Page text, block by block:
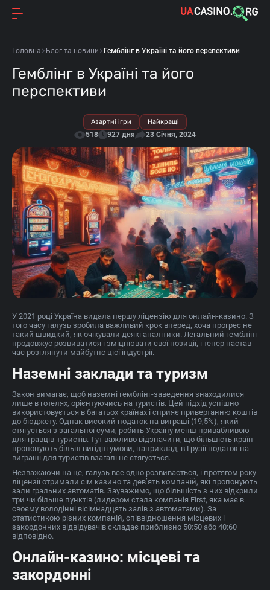
Головна Блог та новини Гемблінг в Україні та його перспективи
Гемблінг в Україні та його
перспективи
Азартні ігри Найкращі
518 927 дня 23 Січня, 2024
У 2021 році Україна видала першу ліцензію для онлайн-казино. З
того часу галузь зробила важливий крок вперед, хоча прогрес не
такий швидкий, як очікували деякі аналітики. Легальний гемблінг
продовжує розвиватися і зміцнювати свої позиції, і тепер настав
час розглянути майбутнє цієї індустрії.
Наземні заклади та туризм
Закон вимагає, щоб наземні гемблінг-заведення знаходилися
лише в готелях, орієнтуючись на туристів. Цей підхід успішно
використовується в багатьох країнах і сприяє привертанню коштів
до бюджету. Однак високий податок на виграші (19,5%), який
стягується з загальної суми, робить Україну менш привабливою
для гравців-туристів. Тут важливо відзначити, що більшість країн
пропонують більш вигідні умови, наприклад, в Грузії податок на
виграші для туристів взагалі не стягується.
Незважаючи на це, галузь все одно розвивається, і протягом року
ліцензії отримали сім казино та дев’ять компаній, які пропонують
зали гральних автоматів. Зауважимо, що більшість з них відкрили
три чи більше пунктів (лидером стала компанія First, яка має в
своєму володінні вісімнадцять залів з автоматами). За
статистикою різних компаній, співвідношення місцевих і
закордонних відвідувачів складає приблизно 50:50 або 40:60
відповідно.
Онлайн-казино: місцеві та
закордонні